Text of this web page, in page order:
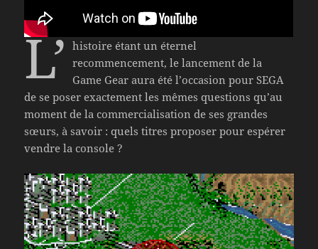
L’ histoire étant un éternel
recommencement, le lancement de la
Game Gear aura été l’occasion pour SEGA
de se poser exactement les mêmes questions qu’au
moment de la commercialisation de ses grandes
sœurs, à savoir : quels titres proposer pour espérer
vendre la console ?